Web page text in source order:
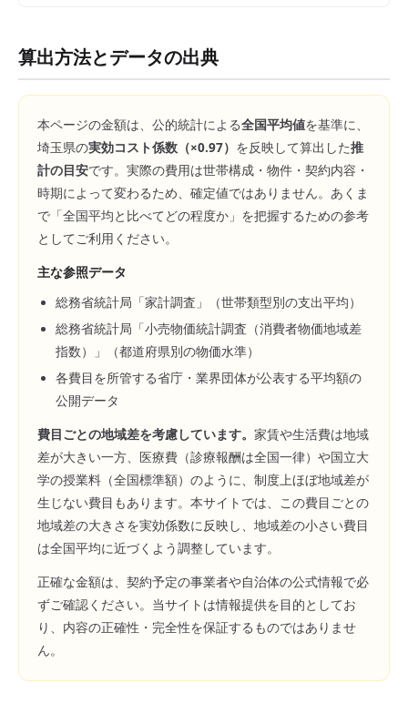
算出方法とデータの出典
本ページの金額は、公的統計による全国平均値を基準に、
埼玉県の実効コスト係数（×0.97） を反映して算出した推
計の目安です。実際の費用は世帯構成・物件・契約内容・
時期によって変わるため、確定値ではありません。あくま
で「全国平均と比べてどの程度か」を把握するための参考
としてご利用ください。
主な参照データ
総務省統計局「家計調査」（世帯類型別の支出平均）
総務省統計局「小売物価統計調査（消費者物価地域差
指数）」（都道府県別の物価水準）
各費目を所管する省庁・業界団体が公表する平均額の
公開データ
費目ごとの地域差を考慮しています。 家賃や生活費は地域
差が大きい一方、医療費（診療報酬は全国一律）や国立大
学の授業料（全国標準額）のように、制度上ほぼ地域差が
生じない費目もあります。本サイトでは、この費目ごとの
地域差の大きさを実効係数に反映し、地域差の小さい費目
は全国平均に近づくよう調整しています。
正確な金額は、契約予定の事業者や自治体の公式情報で必
ずご確認ください。当サイトは情報提供を目的としてお
り、内容の正確性・完全性を保証するものではありませ
ん。